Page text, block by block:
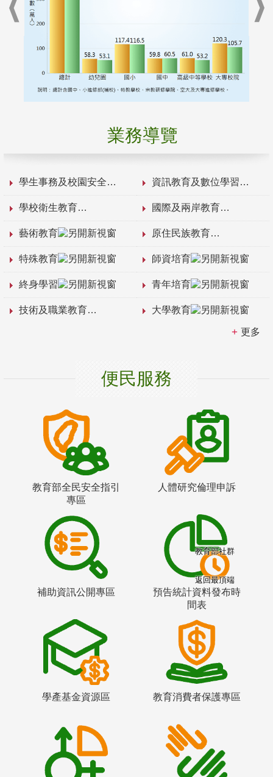
業務導覽
學生事務及校園安全 資訊教育及數位學習
學校衛生教育 國際及兩岸教育
藝術教育 原住民族教育
特殊教育 師資培育
終身學習 青年培育
技術及職業教育 大學教育
更多
便民服務
教育部全民安全指引
專區
人體研究倫理申訴
補助資訊公開專區
預告統計資料發布時
間表
學產基金資源區 教育消費者保護專區
教育部社群
返回最頂端